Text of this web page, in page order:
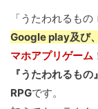
「うたわれるもの
Google play及び
マホアプリゲーム
『うたわれるも
RPGです。